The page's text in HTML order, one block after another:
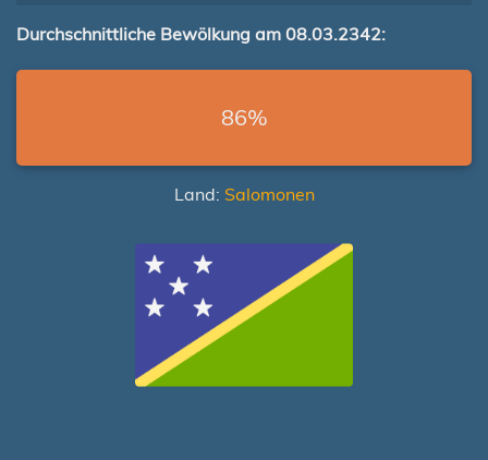
Durchschnittliche Bewölkung am 08.03.2342:
86%
Land: Salomonen